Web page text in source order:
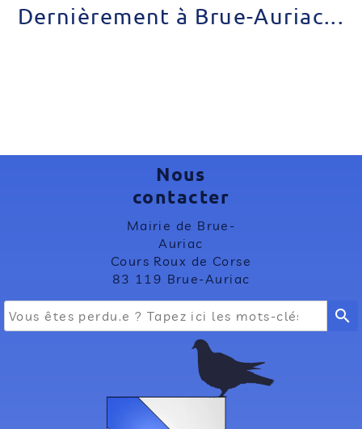
Dernièrement à Brue-Auriac...
Nous
contacter
Mairie de Brue-
Auriac
Cours Roux de Corse
83 119 Brue-Auriac
search